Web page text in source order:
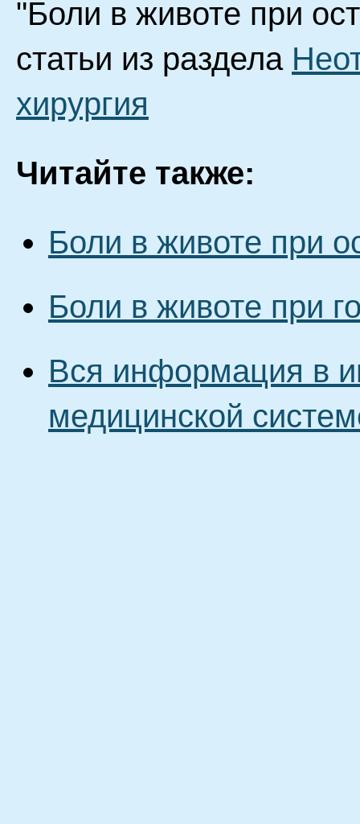
"Боли в животе при
статьи из раздела
хирургия
Читайте также:
Боли в животе при
Боли в животе при
Вся информация в
медицинской